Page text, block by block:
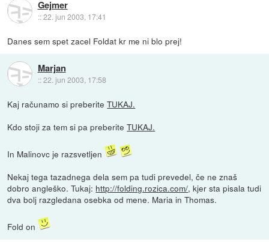
Gejmer
::22. jun 2003, 17:41
Danes sem spet zacel Foldat kr me ni blo prej!
Marjan
::22. jun 2003, 17:58
Kaj računamo si preberiteTUKAJ.
Kdo stoji za tem si pa preberiteTUKAJ.
In Malinovc je razsvetljen
Nekaj tega tazadnega dela sem pa tudi prevedel, če ne znaš
dobro angleško. Tukaj: http://folding.rozica.com/, kjer sta pisala tudi
dva bolj razgledana osebka od mene. Maria in Thomas.
Fold on